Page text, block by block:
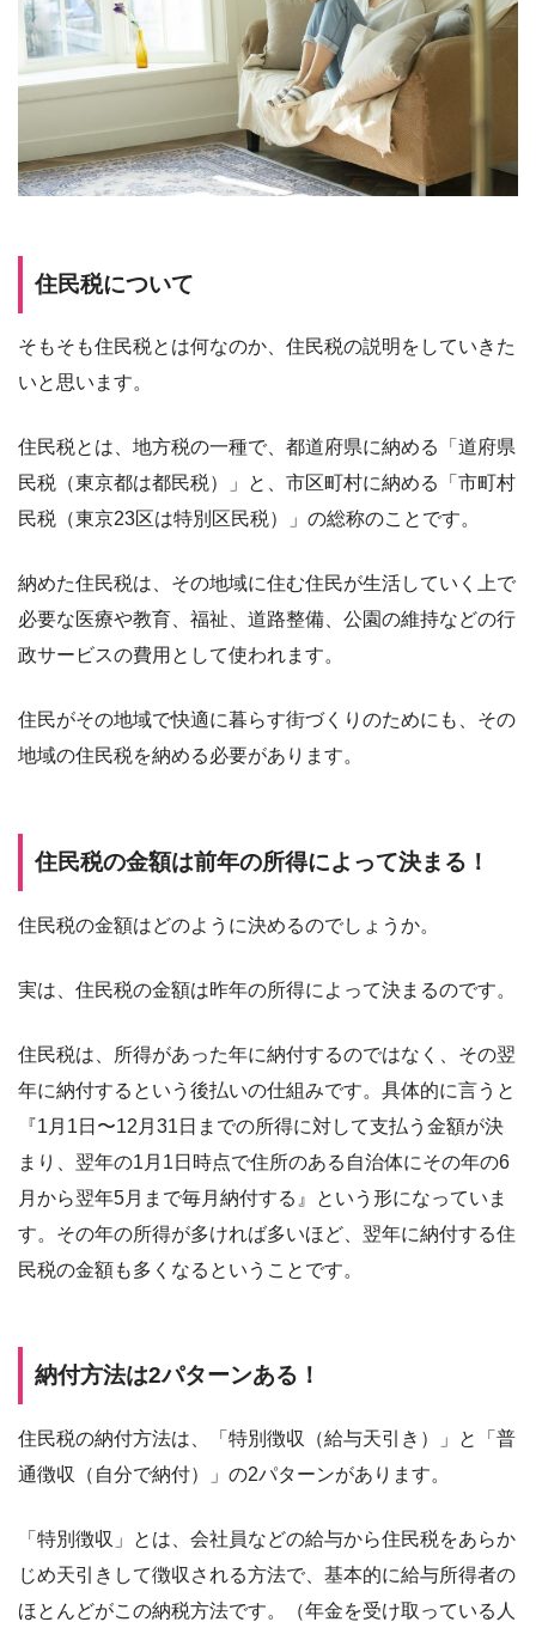
住民税について
そもそも住民税とは何なのか、住民税の説明をしていきた
いと思います。
住民税とは、地方税の一種で、都道府県に納める「道府県
民税（東京都は都民税）」と、市区町村に納める「市町村
民税（東京23区は特別区民税）」の総称のことです。
納めた住民税は、その地域に住む住民が生活していく上で
必要な医療や教育、福祉、道路整備、公園の維持などの行
政サービスの費用として使われます。
住民がその地域で快適に暮らす街づくりのためにも、その
地域の住民税を納める必要があります。
住民税の金額は前年の所得によって決まる！
住民税の金額はどのように決めるのでしょうか。
実は、住民税の金額は昨年の所得によって決まるのです。
住民税は、所得があった年に納付するのではなく、その翌
年に納付するという後払いの仕組みです。具体的に言うと
『1月1日〜12月31日までの所得に対して支払う金額が決
まり、翌年の1月1日時点で住所のある自治体にその年の6
月から翌年5月まで毎月納付する』という形になっていま
す。その年の所得が多ければ多いほど、翌年に納付する住
民税の金額も多くなるということです。
納付方法は2パターンある！
住民税の納付方法は、「特別徴収（給与天引き）」と「普
通徴収（自分で納付）」の2パターンがあります。
「特別徴収」とは、会社員などの給与から住民税をあらか
じめ天引きして徴収される方法で、基本的に給与所得者の
ほとんどがこの納税方法です。（年金を受け取っている人